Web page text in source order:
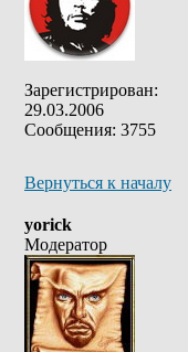
Зарегистрирован:
29.03.2006
Сообщения: 3755
Вернуться к началу
yorick
Модератор